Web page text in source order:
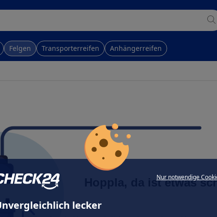
Nur notwendige
lecker
Felgen Transporterreifen Anhängerreifen
Hoppla, da ist etwas